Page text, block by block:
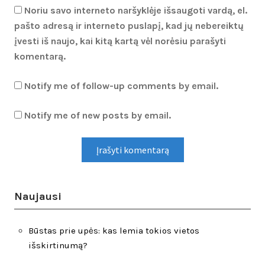
Noriu savo interneto naršyklėje išsaugoti vardą, el.
pašto adresą ir interneto puslapį, kad jų nebereiktų
įvesti iš naujo, kai kitą kartą vėl norėsiu parašyti
komentarą.
Notify me of follow-up comments by email.
Notify me of new posts by email.
Naujausi
Būstas prie upės: kas lemia tokios vietos
išskirtinumą?